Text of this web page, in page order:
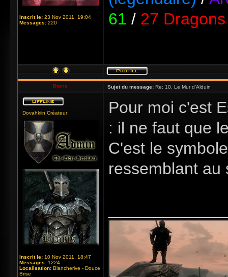
Inscrit le: 23 Nov 2011, 19:04
Messages: 220
61 / 27
Bioris Sujet du message: Re: 10. Le Mur d'Alduin
Dovahkiin Créateur
Inscrit le: 10 Nov 2011, 18:47
Messages: 1224
Localisation: Blancherive - Douce
Brise
Pour moi c'est
: il ne faut que
C'est le
ressemblant au